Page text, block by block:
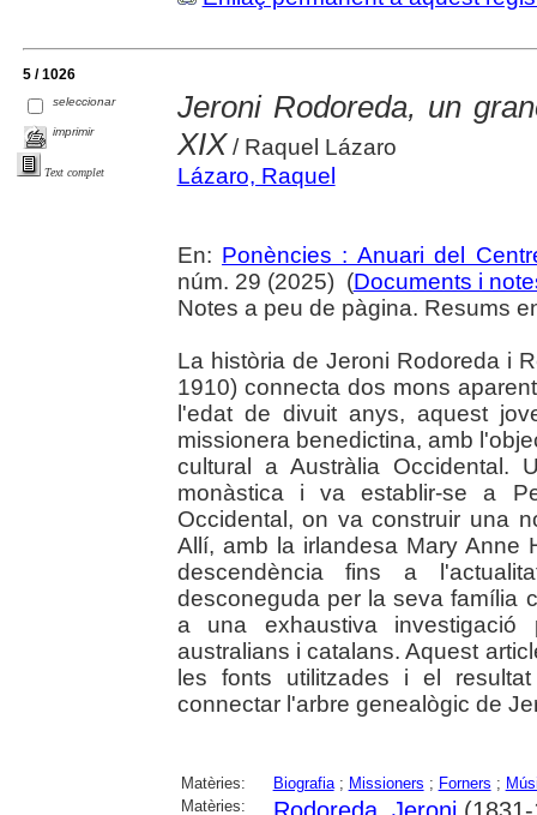
5 / 1026
seleccionar
imprimir
Text complet
Jeroni Rodoreda, un
XIX / Raquel Lázaro
Lázaro, Raquel
En: Ponències : Anuari del
núm. 29 (2025) (Documents i
Notes a peu de pàgina. Resums
La història de Jeroni Rodoreda i
1910) connecta dos mons
l'edat de divuit anys, aquest
missionera benedictina, amb
cultural a Austràlia Occidental.
monàstica i va establir-se a
Occidental, on va construir una
Allí, amb la irlandesa Mary Anne
descendència fins a
desconeguda per la seva família
a una exhaustiva investigació
australians i catalans. Aquest
les fonts utilitzades i el
connectar l'arbre genealògic de
Matèries: Biografia; Missioners ; Forners ;
Matèries: